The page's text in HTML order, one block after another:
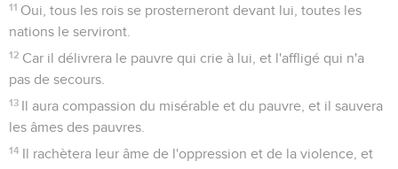
sont pas frappés avec les hommes.
6 C'est pourquoi l'orgueil les entoure comme un collier, la
violence les couvre comme un vêtement ;
7 Les yeux leur sortent de graisse ; ils dépassent les
imaginations de leur coeur.
8 Ils sont railleurs et parlent méchamment d'opprimer ; ils
parlent avec hauteur ;